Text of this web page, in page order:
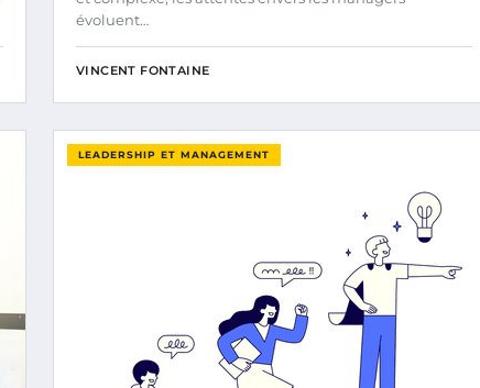
évoluent…
VINCENT FONTAINE
LEADERSHIP ET MANAGEMENT